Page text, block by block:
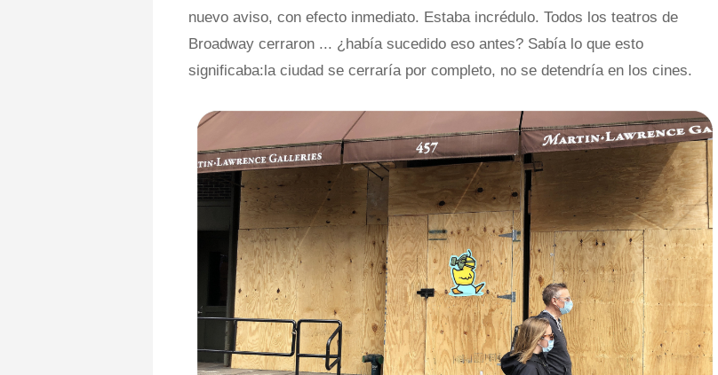
nuevo aviso, con efecto inmediato. Estaba incrédulo. Todos los teatros de
Broadway cerraron ... ¿había sucedido eso antes? Sabía lo que esto
significaba:la ciudad se cerraría por completo, no se detendría en los cines.